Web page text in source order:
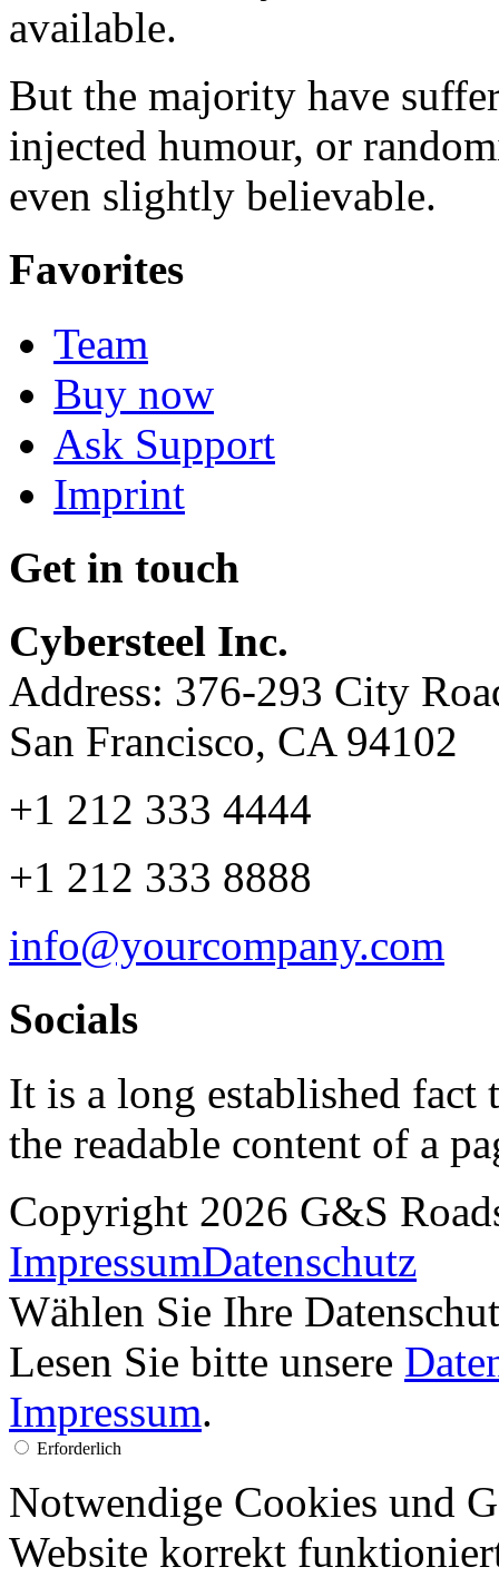
available.
But the majority have
injected humour, or
even slightly believable.
Favorites
Team
Buy now
Ask Support
Imprint
Get in touch
Cybersteel Inc.
Address: 376-293 City
San Francisco, CA 94102
+1 212 333 4444
+1 212 333 8888
info@yourcompany.com
Socials
It is a long established fact
the readable content of a
Copyright 2026 G&S
ImpressumDatenschutz
Wählen Sie Ihre
Lesen Sie bitte unsere
Impressum.
Erforderlich
Notwendige Cookies und
Website korrekt